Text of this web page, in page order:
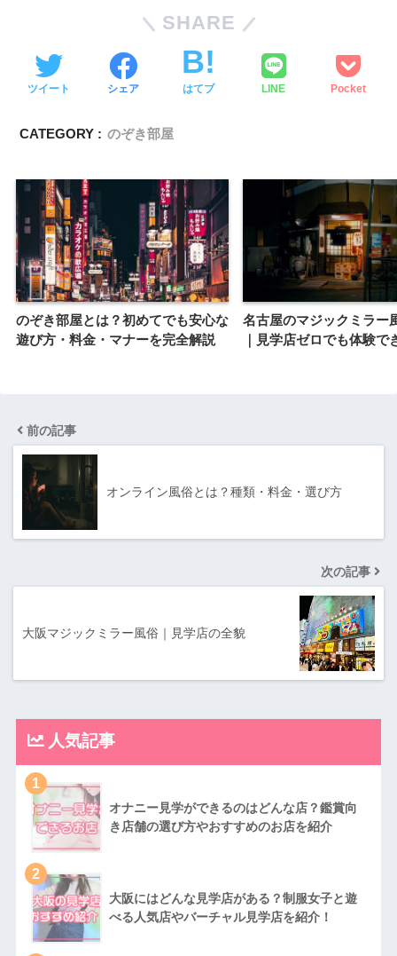
SHARE
ツイート シェア はてブ LINE Pocket
CATEGORY : のぞき部屋
のぞき部屋とは？初めてでも安心な
遊び方・料金・マナーを完全解説
名古屋のマジックミラー
｜見学店ゼロでも体験で
前の記事
オンライン風俗とは？種類・料金・選び方
次の記事
大阪マジックミラー風俗｜見学店の全貌
人気記事
1
オナニー見学ができるのはどんな店？鑑賞向
き店舗の選び方やおすすめのお店を紹介
2
大阪にはどんな見学店がある？制服女子と遊
べる人気店やバーチャル見学店を紹介！